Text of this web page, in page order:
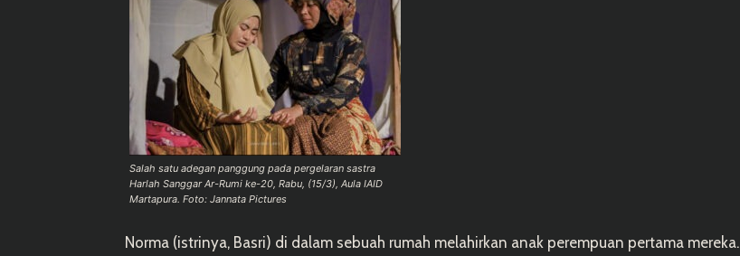
Salah satu adegan panggung pada pergelaran sastra
Harlah Sanggar Ar-Rumi ke-20, Rabu, (15/3), Aula IAID
Martapura. Foto: Jannata Pictures
Norma (istrinya, Basri) di dalam sebuah rumah melahirkan anak perempuan pertama mereka.